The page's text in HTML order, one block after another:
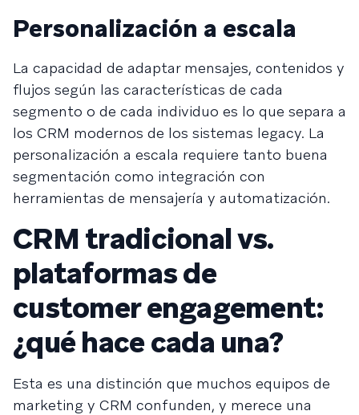
Personalización a escala
La capacidad de adaptar mensajes, contenidos y
flujos según las características de cada
segmento o de cada individuo es lo que separa a
los CRM modernos de los sistemas legacy. La
personalización a escala requiere tanto buena
segmentación como integración con
herramientas de mensajería y automatización.
CRM tradicional vs.
plataformas de
customer engagement:
¿qué hace cada una?
Esta es una distinción que muchos equipos de
marketing y CRM confunden, y merece una